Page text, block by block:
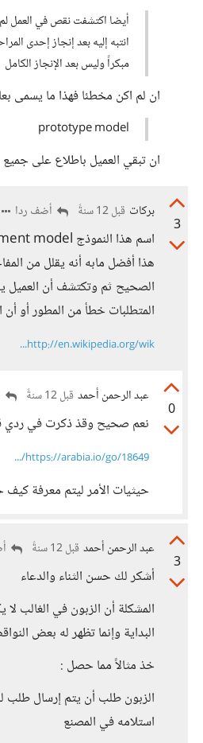
أيضا اكتشفت نقص في العمل
انتبه إليه بعد إنجاز إحدى
مبكراً وليس بعد الإنجاز الكامل
ان لم اكن مخطئا فهذا ما يسمى
prototype model
ان تبقي العميل باطلاع على
3
بركات قبل 12 سنةً أضف ردا
هذا أفضل مابه أنه يقلل من
الصحيح ثم وتكتشف أن العميل
المتطلبات خطأ من المطور أو
http://en.wikipedia.org/wik...
0
عبد الرحمن أحمد قبل 12 سنةً
نعم صحيح وقذ ذكرت في ردي
https://arabia.io/go/18649/...
حيثيات الأمر ليتم معرفة
3
عبد الرحمن أحمد قبل 12 سنةً
أشكر لك حسن الثناء والدعاء
المشكلة أن الزبون في الغالب
البداية وإنما تظهر له بعض
خذ مثالاً مما حصل :
الزبون طلب أن يتم إرسال
استلامه في المصنع